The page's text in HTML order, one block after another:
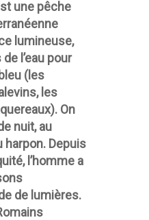
une pêche
lumineuse,
l’eau pour
(les
les
On
nuit, au
harpon. Depuis
l’homme a
de lumières.